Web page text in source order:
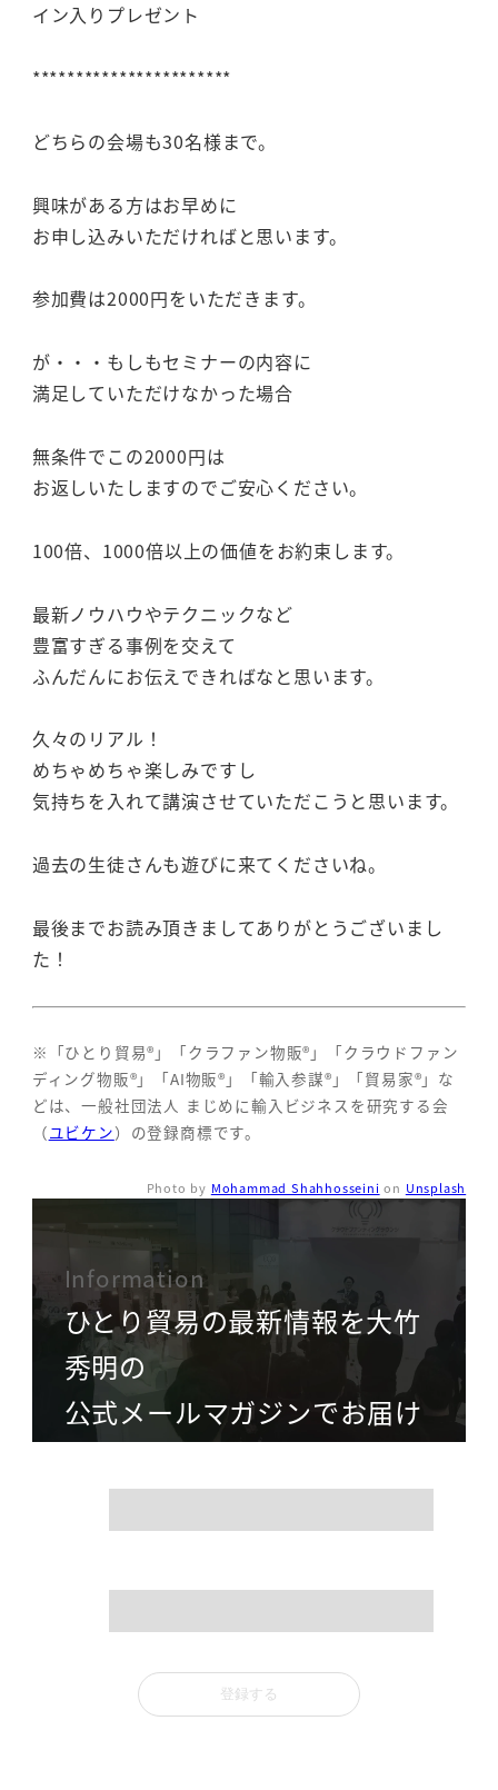
イン入りプレゼント
***********************
どちらの会場も30名様まで。
興味がある方はお早めに
お申し込みいただければと思います。
参加費は2000円をいただきます。
が・・・もしもセミナーの内容に
満足していただけなかった場合
無条件でこの2000円は
お返しいたしますのでご安心ください。
100倍、1000倍以上の価値をお約束します。
最新ノウハウやテクニックなど
豊富すぎる事例を交えて
ふんだんにお伝えできればなと思います。
久々のリアル！
めちゃめちゃ楽しみですし
気持ちを入れて講演させていただこうと思います。
過去の生徒さんも遊びに来てくださいね。
最後までお読み頂きましてありがとうございまし
た！
※「ひとり貿易®」「クラファン物販®」「クラウドファン
ディング物販®」「AI物販®」「輸入参謀®」「貿易家®」な
どは、一般社団法人 まじめに輸入ビジネスを研究する会
（ユビケン）の登録商標です。
Photo by Mohammad Shahhosseini on Unsplash
Information
ひとり貿易の最新情報を大竹
秀明の
公式メールマガジンでお届け